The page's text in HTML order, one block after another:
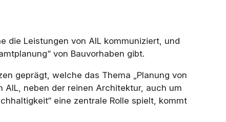
die Leistungen von AIL kommuniziert, und
von Bauvorhaben gibt.
geprägt, welche das Thema „Planung von
AIL, neben der reinen Architektur, auch um
eine zentrale Rolle spielt, kommt